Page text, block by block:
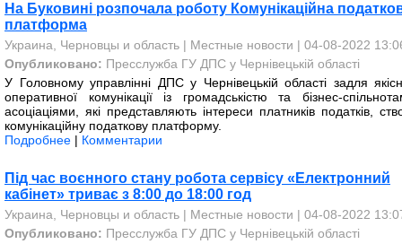
На Буковині розпочала роботу Комунікаційна
платформа
Украина, Черновцы и область | Местные новости | 04-08-2022
Опубликовано: Пресслужба ГУ ДПС у Чернівецькій області
У Головному управлінні ДПС у Чернівецькій області задля
оперативної комунікації із громадськістю та бізнес-
асоціаціями, які представляють інтереси платників податків,
комунікаційну податкову платформу.
Подробнее | Комментарии
Під час воєнного стану робота сервісу «Електронний
кабінет» триває з 8:00 до 18:00 год
Украина, Черновцы и область | Местные новости | 04-08-2022
Опубликовано: Пресслужба ГУ ДПС у Чернівецькій області